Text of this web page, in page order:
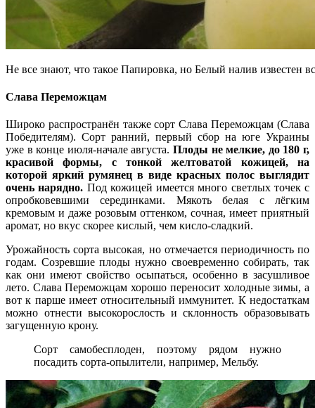
Не все знают, что такое Папировка, но Белый налив известен
Слава Переможцам
Широко распространён также сорт Слава Переможцам (Слава
Победителям). Сорт ранний, первый сбор на юге Украины
уже в конце июля-начале августа. Плоды не мелкие, до 180 г,
красивой формы, с тонкой желтоватой кожицей, на
которой яркий румянец в виде красных полос выглядит
очень нарядно. Под кожицей имеется много светлых точек с
опробковевшими серединками. Мякоть белая с лёгким
кремовым и даже розовым оттенком, сочная, имеет приятный
аромат, но вкус скорее кислый, чем кисло-сладкий.
Урожайность сорта высокая, но отмечается периодичность по
годам. Созревшие плоды нужно своевременно собирать, так
как они имеют свойство осыпаться, особенно в засушливое
лето. Слава Переможцам хорошо переносит холодные зимы, а
вот к парше имеет относительный иммунитет. К недостаткам
можно отнести высокорослость и склонность образовывать
загущенную крону.
Сорт самобесплоден, поэтому рядом нужно
посадить сорта-опылители, например, Мельбу.